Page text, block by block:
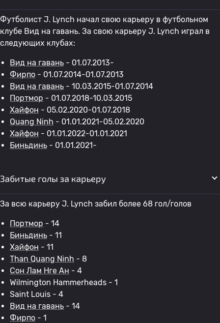
Футболист J. Lynch начал свою карьеру в футбольном
клубе Вид на гавань. За свою карьеру J. Lynch играл в
следующих клубах:
Вид на гавань - 01.07.2013-
Фирпо - 01.07.2014-01.07.2013
Вид на гавань - 10.03.2015-01.07.2014
Портмор - 01.07.2018-10.03.2015
Хайфон - 05.02.2020-01.07.2018
Quang Ninh - 01.01.2021-05.02.2020
Хайфон - 01.01.2022-01.01.2021
Биньдинь - 01.01.2021-
Забитые голы за карьеру
За всю карьеру J. Lynch забил более 68 гол/голов
Портмор - 14
Биньдинь - 11
Хайфон - 11
Than Quang Ninh - 8
Сон Лам Нге Ан - 4
Wilmington Hammerheads - 1
Saint Louis - 4
Вид на гавань - 14
Фирпо - 1